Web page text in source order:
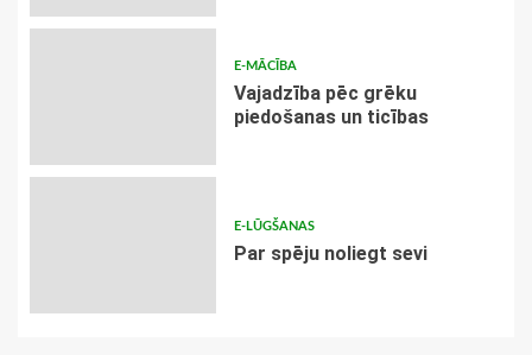
E-MĀCĪBA
Vajadzība pēc grēku
piedošanas un ticības
E-LŪGŠANAS
Par spēju noliegt sevi